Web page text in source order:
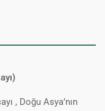
, Doğu Asya’nın